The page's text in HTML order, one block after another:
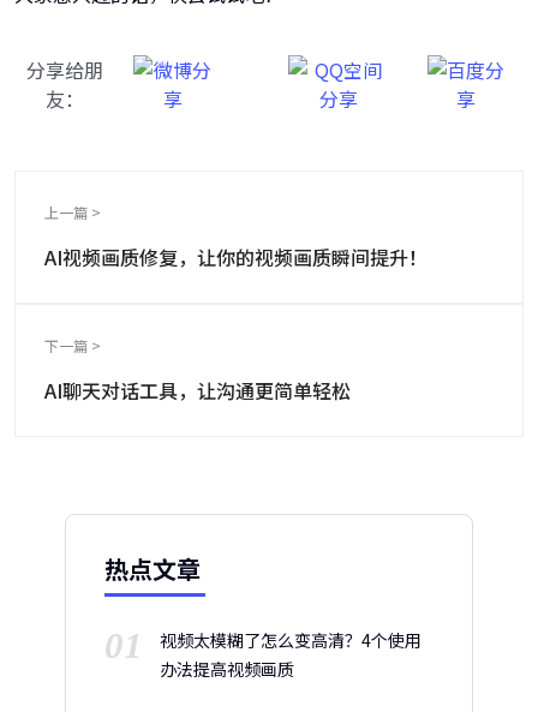
分享给朋
友：
上一篇 >
AI视频画质修复，让你的视频画质瞬间提升！
下一篇 >
AI聊天对话工具，让沟通更简单轻松
热点文章
01
视频太模糊了怎么变高清？4个使用
办法提高视频画质